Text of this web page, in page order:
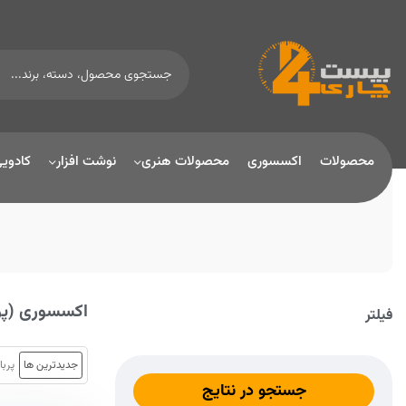
محصولات اکسسوری محصولات هنری نوشت افزار
فیلتر
جستجو در نتایج
اکسسوری
جدیدترین ها